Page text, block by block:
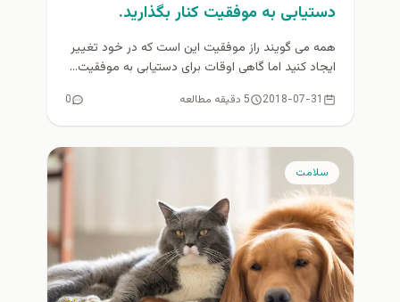
دستیابی به موفقیت کنار بگذارید.
همه می گویند راز موفقیت این است که در خود تغییر
ایجاد کنید اما گاهی اوقات برای دستیابی به موفقیت...
2018-07-31 5 دقیقه مطالعه 0
سلامت